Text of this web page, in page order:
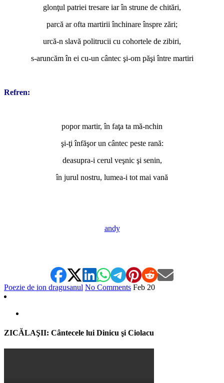
glonţul patriei tresare iar în strune de chitări,
parcă ar ofta martirii închinare înspre zări;
urcă-n slavă politrucii cu cohortele de zibiri,
s-aruncăm în ei cu-un cântec şi-om păşi între martiri
Refren:
popor martir, în faţa ta mă-nchin
şi-ţi înfăşor un cântec peste rană:
deasupra-i cerul veşnic şi senin,
în jurul nostru, lumea-i tot mai vană
andy
Poezie de ion dragusanul No Comments Feb 20
ZICĂLAŞII: Cântecele lui Dinicu şi Ciolacu